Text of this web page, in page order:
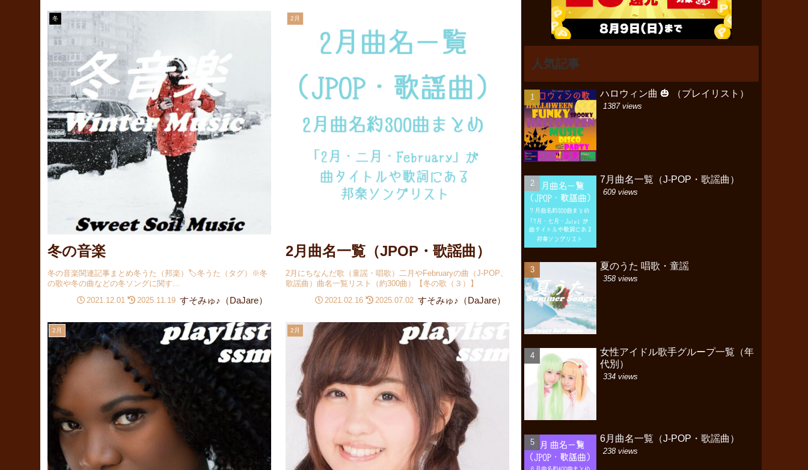
冬
冬の音楽
冬の音楽関連記事まとめ冬うた（邦楽）🏷️冬うた（タグ）※冬
の歌や冬の曲などの冬ソングに関す...
2021.12.01
2025.11.19 すそみゅ♪（DaJare）
2月
2月曲名一覧（JPOP・歌謡曲）
2月にちなんだ歌（童謡・唱歌）二月やFebruaryの曲（J-POP、
歌謡曲）曲名一覧リスト（約300曲）【冬の歌（３）】
2021.02.16
2025.07.02 すそみゅ♪（DaJare）
2月 2月
人気記事
ハロウィン曲 🎃 （プレイリスト）
1387 views
7月曲名一覧（J-POP・歌謡曲）
609 views
夏のうた 唱歌・童謡
358 views
女性アイドル歌手グループ一覧（年
代別）
334 views
6月曲名一覧（J-POP・歌謡曲）
238 views